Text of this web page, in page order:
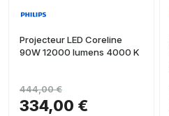
Projecteur LED Coreline
90W 12000 lumens 4000 K
334,00 €
444,00 €